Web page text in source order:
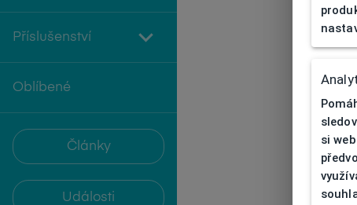
Příslušenství
Oblíbené
Články
Události
si